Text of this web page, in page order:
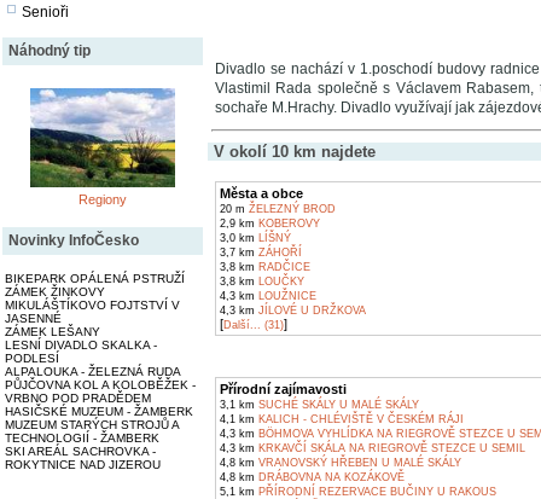
Senioři
Náhodný tip
Regiony
Novinky InfoČesko
BIKEPARK OPÁLENÁ PSTRUŽÍ
ZÁMEK ŽINKOVY
MIKULÁŠTÍKOVO FOJTSTVÍ V
JASENNÉ
ZÁMEK LEŠANY
LESNÍ DIVADLO SKALKA -
PODLESÍ
ALPALOUKA - ŽELEZNÁ RUDA
PŮJČOVNA KOL A KOLOBĚŽEK -
VRBNO POD PRADĚDEM
HASIČSKÉ MUZEUM - ŽAMBERK
MUZEUM STARÝCH STROJŮ A
TECHNOLOGIÍ - ŽAMBERK
SKI AREÁL SACHROVKA -
ROKYTNICE NAD JIZEROU
Divadlo se nachází v 1.poschodí budovy
Vlastimil Rada společně s Václavem
sochaře M.Hrachy. Divadlo využívají jak
V okolí 10 km najdete
Města a obce
20 m ŽELEZNÝ BROD
2,9 km KOBEROVY
3,0 km LÍŠNÝ
3,7 km ZÁHOŘÍ
3,8 km RADČICE
3,8 km LOUČKY
4,3 km LOUŽNICE
4,3 km JÍLOVÉ U DRŽKOVA
[Další... (31)]
Přírodní zajímavosti
3,1 km SUCHÉ SKÁLY U MALÉ SKÁLY
4,1 km KALICH - CHLÉVIŠTĚ V ČESKÉM RÁJI
4,3 km BÖHMOVA VYHLÍDKA NA RIEGROVĚ STEZCE U
4,3 km KRKAVČÍ SKÁLA NA RIEGROVĚ STEZCE U SEMIL
4,8 km VRANOVSKÝ HŘEBEN U MALÉ SKÁLY
4,8 km DRÁBOVNA NA KOZÁKOVĚ
5,1 km PŘÍRODNÍ REZERVACE BUČINY U RAKOUS